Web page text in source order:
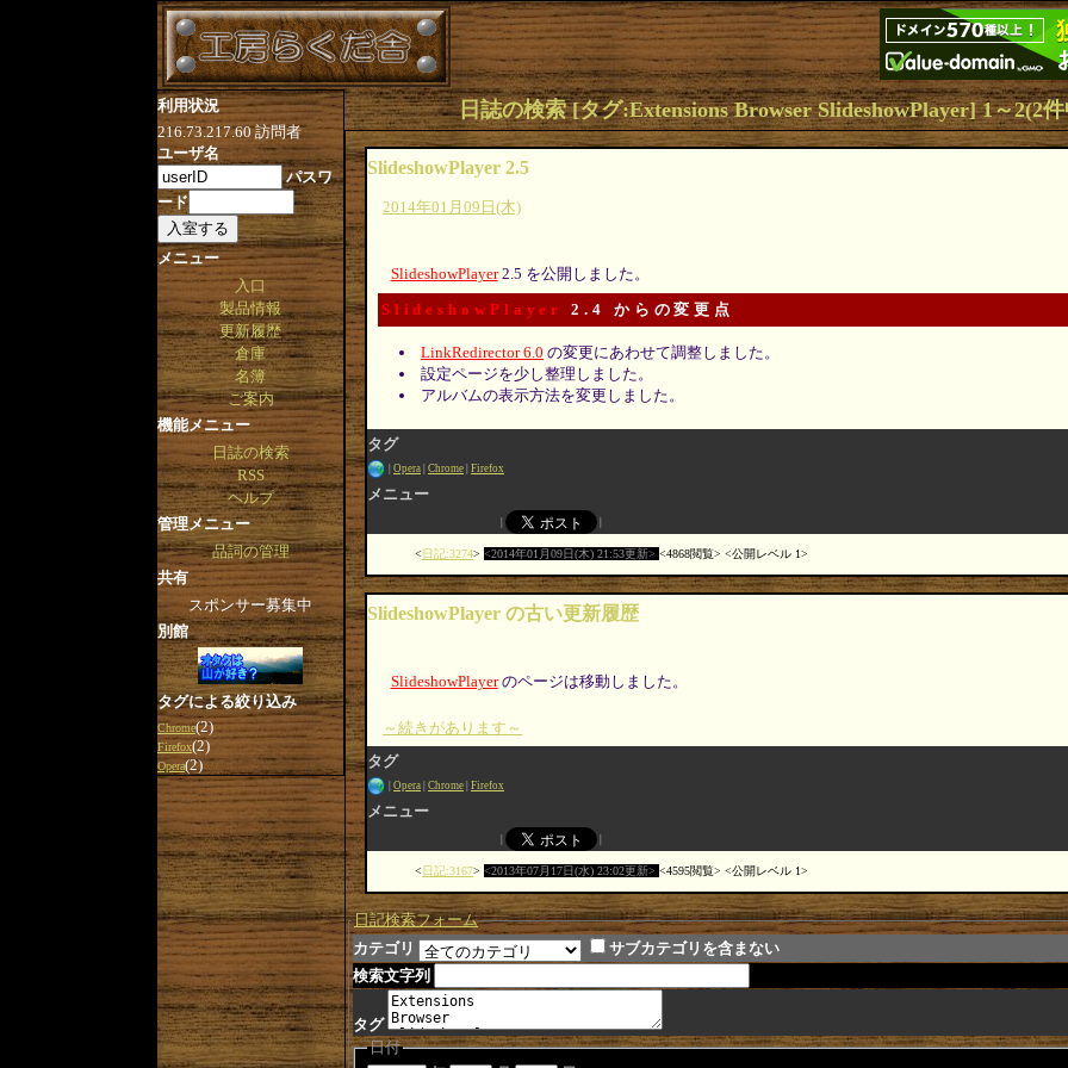
日誌の検索 [タグ:Extensions Browser SlideshowPlayer] 1～2(2
SlideshowPlayer 2.5
2014年01月09日(木)
SlideshowPlayer2.5 を公開しました。
SlideshowPlayer 2.4 からの変更点
LinkRedirector 6.0 の変更にあわせて調整しました。
設定ページを少し整理しました。
アルバムの表示方法を変更しました。
タグ
Opera Chrome Firefox
メニュー
日記:3274 2014年01月09日(木) 21:53更新 4868閲覧 公開レベル 1
SlideshowPlayer の古い更新履歴
SlideshowPlayerのページは移動しました。
～続きがあります～
タグ
Opera Chrome Firefox
メニュー
日記:3167 2013年07月17日(水) 23:02更新 4595閲覧 公開レベル 1
日記検索フォーム
カテゴリ
サブカテゴリを含まない
検索文字列
タグ
日付
利用状況
216.73.217.60訪問者
ユーザ名
パスワ
ード
メニュー
入口
製品情報
更新履歴
倉庫
名簿
ご案内
機能メニュー
日誌の検索
RSS
ヘルプ
管理メニュー
品詞の管理
共有
スポンサー募集中
別館
タグによる絞り込み
Chrome(2)
Firefox(2)
Opera(2)